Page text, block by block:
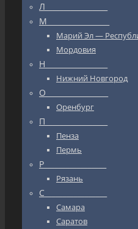
Л_________________
М_________________
Марий Эл —
Мордовия
Н_________________
Нижний Новгород
О_________________
Оренбург
П_________________
Пенза
Пермь
Р_________________
Рязань
С_________________
Самара
Саратов